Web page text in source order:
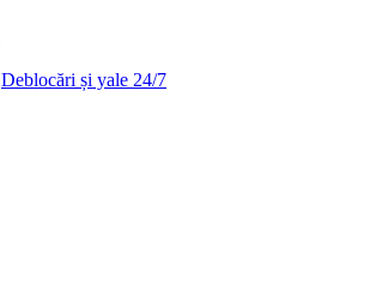
Deblocări și yale 24/7